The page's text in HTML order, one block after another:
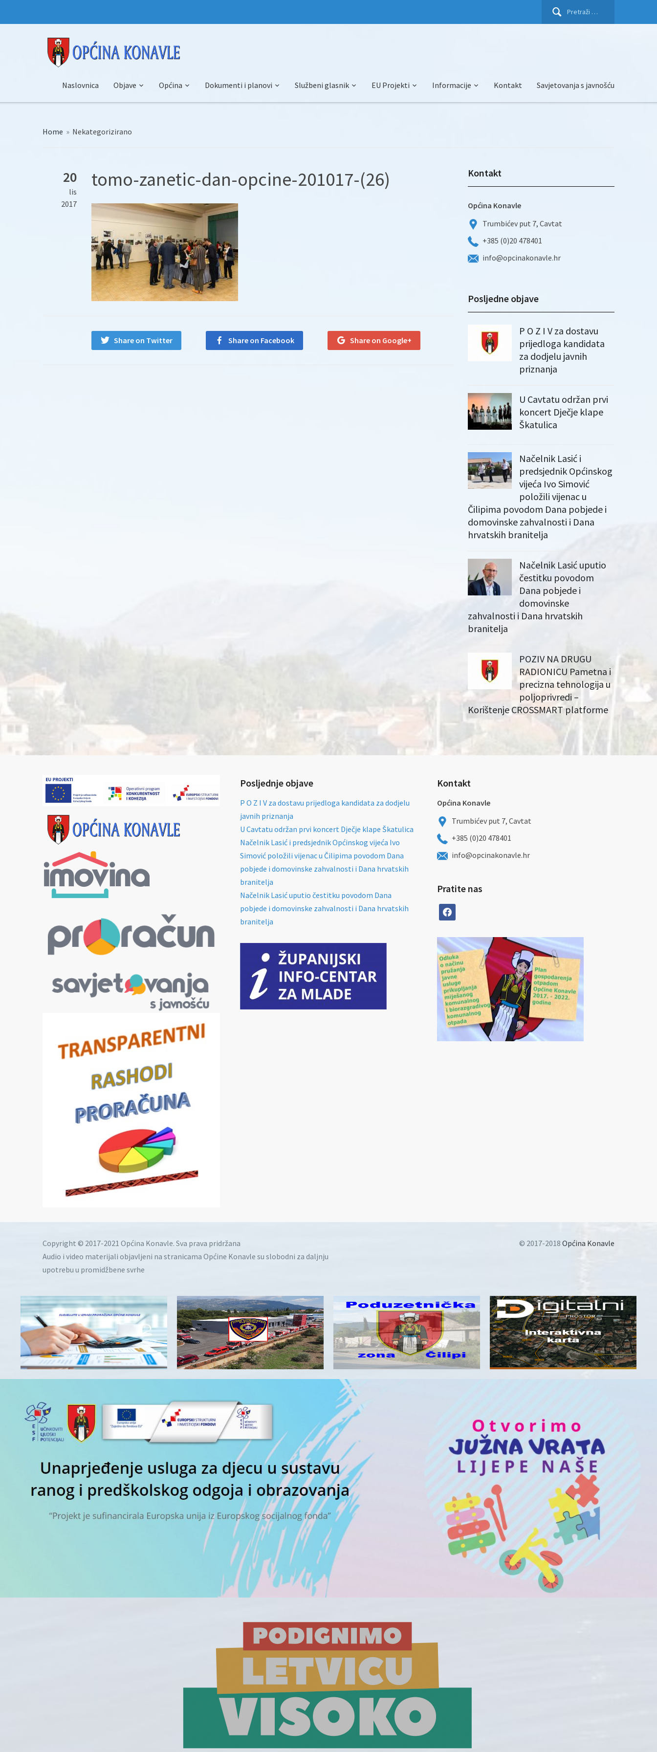
Pretraži:
Naslovnica Objave Općina Dokumenti i planovi Službeni glasnik EU Projekti Informacije Kontakt Savjetovanja s javnošću
Home » Nekategorizirano
20
lis
2017
tomo-zanetic-dan-opcine-201017-(26)
Share on Twitter Share on Facebook Share on Google+
Kontakt
Općina Konavle
Trumbićev put 7, Cavtat
+385 (0)20 478401
info@opcinakonavle.hr
Posljedne objave
P O Z I V za dostavu
prijedloga kandidata
za dodjelu javnih
priznanja
U Cavtatu održan prvi
koncert Dječje klape
Škatulica
Načelnik Lasić i
predsjednik Općinskog
vijeća Ivo Simović
položili vijenac u
Čilipima povodom Dana pobjede i
domovinske zahvalnosti i Dana
hrvatskih branitelja
Načelnik Lasić uputio
čestitku povodom
Dana pobjede i
domovinske
zahvalnosti i Dana hrvatskih
branitelja
POZIV NA DRUGU
RADIONICU Pametna i
precizna tehnologija u
poljoprivredi –
Korištenje CROSSMART platforme
Posljednje objave
P O Z I V za dostavu prijedloga kandidata za dodjelu
javnih priznanja
U Cavtatu održan prvi koncert Dječje klape Škatulica
Načelnik Lasić i predsjednik Općinskog vijeća Ivo
Simović položili vijenac u Čilipima povodom Dana
pobjede i domovinske zahvalnosti i Dana hrvatskih
branitelja
Načelnik Lasić uputio čestitku povodom Dana
pobjede i domovinske zahvalnosti i Dana hrvatskih
branitelja
Kontakt
Općina Konavle
Trumbićev put 7, Cavtat
+385 (0)20 478401
info@opcinakonavle.hr
Pratite nas
facebook
Copyright © 2017-2021 Općina Konavle. Sva prava pridržana
Audio i video materijali objavljeni na stranicama Općine Konavle su slobodni za daljnju
upotrebu u promidžbene svrhe
© 2017-2018 Općina Konavle